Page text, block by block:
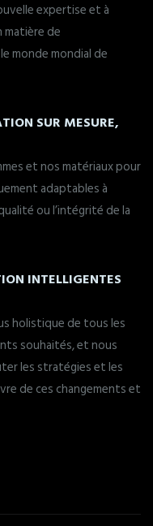
expertise et à
matière de
monde mondial de
SUR MESURE,
et nos matériaux pour
adaptables à
ou l’intégrité de la
INTELLIGENTES
holistique de tous les
souhaités, et nous
les stratégies et les
de ces changements et